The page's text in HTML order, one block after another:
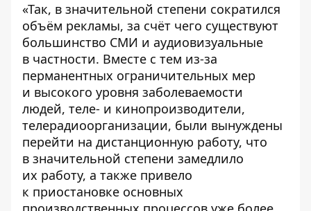
«Так, в значительной степени сократился
объём рекламы, за счёт чего существуют
большинство СМИ и аудиовизуальные
в частности. Вместе с тем из-за
перманентных ограничительных мер
и высокого уровня заболеваемости
людей, теле- и кинопроизводители,
телерадиоорганизации, были вынуждены
перейти на дистанционную работу, что
в значительной степени замедлило
их работу, а также привело
к приостановке основных